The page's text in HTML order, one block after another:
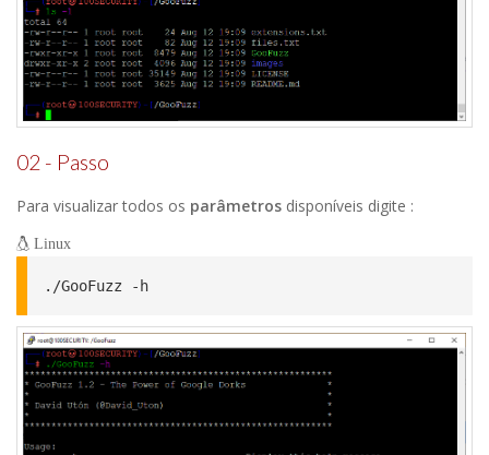
02 - Passo
Para visualizar todos os parâmetros disponíveis digite :
Linux
./GooFuzz -h